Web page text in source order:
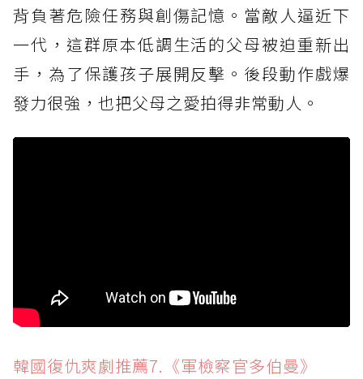
背負著危險任務與創傷記憶。當敵人逼近下
一代，這群原本低調生活的父母被迫重新出
手，為了保護孩子展開反擊。後段動作戲爆
發力很強，也把父母之愛拍得非常動人。
韓國復仇爽劇推薦7.《軍檢察官多伯曼》